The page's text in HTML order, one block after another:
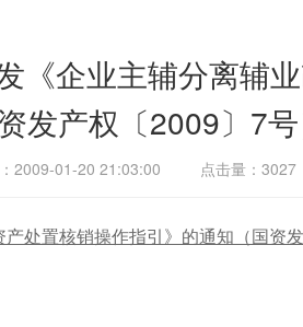
《企业主辅分离辅
发产权〔2009〕7号
：2009-01-20 21:03:00 点击量：3027
处置核销操作指引》的通知（国资